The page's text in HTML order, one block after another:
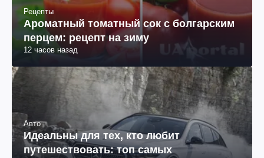
Рецепты
Ароматный томатный сок с болгарским
перцем: рецепт на зиму
12 часов назад
Авто
Идеальны для тех, кто любит
путешествовать: топ самых